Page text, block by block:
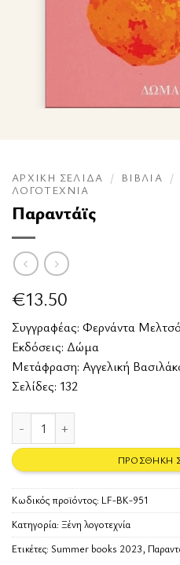
ΑΡΧΙΚΉ ΣΕΛΊΔΑ / ΒΙΒΛΊΑ /
ΛΟΓΟΤΕΧΝΊΑ
Παραντάϊς
€13.50
Συγγραφέας: Φερνάντα
Εκδόσεις: Δώμα
Μετάφραση: Αγγελική
Σελίδες: 132
ΠΡΟΣΘΉΚΗ
Κωδικός προϊόντος: LF-BK-951
Κατηγορία: Ξένη λογοτεχνία
Ετικέτες: Summer books 2023,